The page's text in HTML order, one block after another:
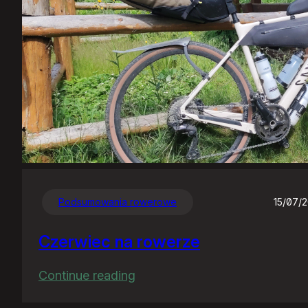
Podsumowania rowerowe 15/07/
Czerwiec na rowerze
Continue reading